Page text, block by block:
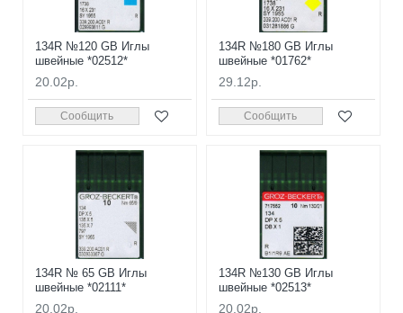
134R №120 GB Иглы
швейные *02512*
20.02р.
Сообщить
134R №180 GB Иглы
швейные *01762*
29.12р.
Сообщить
134R № 65 GB Иглы
швейные *02111*
20.02р.
134R №130 GB Иглы
швейные *02513*
20.02р.